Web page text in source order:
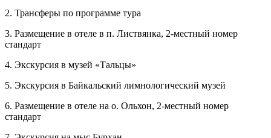
2. Трансферы по программе тура
3. Размещение в отеле в п. Листвянка, 2-местный номер
стандарт
4. Экскурсия в музей «Тальцы»
5. Экскурсия в Байкальский лимнологический музей
6. Размещение в отеле на о. Ольхон, 2-местный номер
стандарт